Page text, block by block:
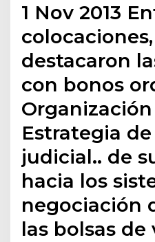
1 Nov 2013
destacaron
con bonos
Estrategia
judicial.. de
hacia los
negociación
las bolsas de